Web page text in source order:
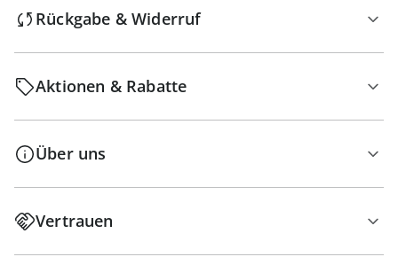
Rückgabe & Widerruf
Aktionen & Rabatte
Über uns
Vertrauen